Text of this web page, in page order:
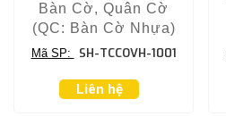
Bàn Cờ, Quân Cờ
(QC: Bàn Cờ Nhựa)
Mã SP: SH-TCCOVH-1001
Liên hệ